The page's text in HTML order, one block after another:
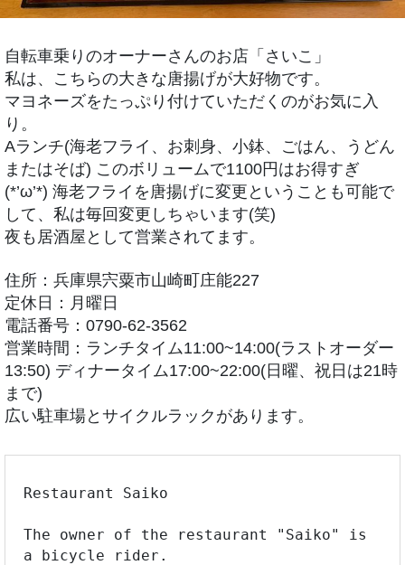
自転車乗りのオーナーさんのお店「さいこ」
私は、こちらの大きな唐揚げが大好物です。
マヨネーズをたっぷり付けていただくのがお気に入
り。
Aランチ(海老フライ、お刺身、小鉢、ごはん、うどん
またはそば) このボリュームで1100円はお得すぎ
(*’ω’*) 海老フライを唐揚げに変更ということも可能で
して、私は毎回変更しちゃいます(笑)
夜も居酒屋として営業されてます。
住所：兵庫県宍粟市山崎町庄能227
定休日：月曜日
電話番号：0790-62-3562
営業時間：ランチタイム11:00~14:00(ラストオーダー
13:50) ディナータイム17:00~22:00(日曜、祝日は21時
まで)
広い駐車場とサイクルラックがあります。
Restaurant Saiko
The owner of the restaurant "Saiko" is
a bicycle rider.